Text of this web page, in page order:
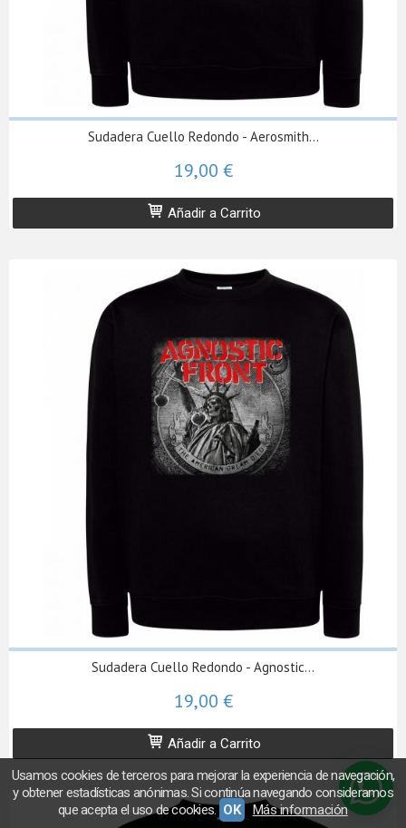
Sudadera Cuello Redondo - Aerosmith...
19,00 €
Añadir a Carrito
Sudadera Cuello Redondo - Agnostic...
19,00 €
Añadir a Carrito
Usamos cookies de terceros para mejorar la experiencia de navegación,
y obtener estadísticas anónimas. Si continúa navegando consideramos
que acepta el uso de cookies. OK Más información